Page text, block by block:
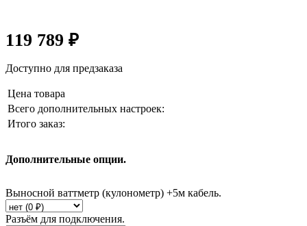
119 789 ₽
Доступно для предзаказа
Цена товара
Всего дополнительных настроек:
Итого заказ:
Дополнительные опции.
Выносной ваттметр (кулонометр) +5м кабель.
Разъём для подключения.